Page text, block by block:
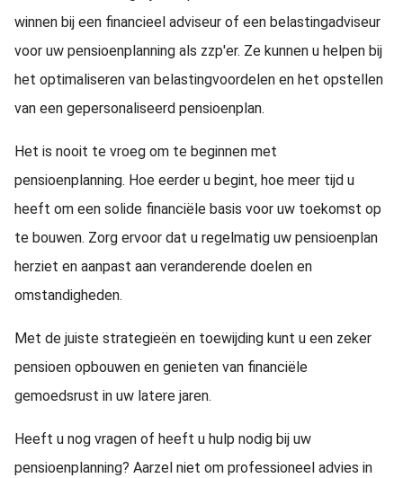
winnen bij een financieel adviseur of een belastingadviseur
voor uw pensioenplanning als zzp'er. Ze kunnen u helpen bij
het optimaliseren van belastingvoordelen en het opstellen
van een gepersonaliseerd pensioenplan.
Het is nooit te vroeg om te beginnen met
pensioenplanning. Hoe eerder u begint, hoe meer tijd u
heeft om een solide financiële basis voor uw toekomst op
te bouwen. Zorg ervoor dat u regelmatig uw pensioenplan
herziet en aanpast aan veranderende doelen en
omstandigheden.
Met de juiste strategieën en toewijding kunt u een zeker
pensioen opbouwen en genieten van financiële
gemoedsrust in uw latere jaren.
Heeft u nog vragen of heeft u hulp nodig bij uw
pensioenplanning? Aarzel niet om professioneel advies in